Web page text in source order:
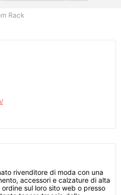
Rack
rivenditore di moda con una
accessori e calzature di alta
sul loro sito web o presso